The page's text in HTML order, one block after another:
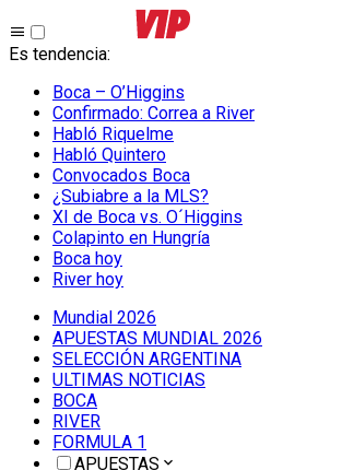
Es tendencia:
Boca – O’Higgins
Confirmado: Correa a River
Habló Riquelme
Habló Quintero
Convocados Boca
¿Subiabre a la MLS?
XI de Boca vs. O´Higgins
Colapinto en Hungría
Boca hoy
River hoy
Mundial 2026
APUESTAS MUNDIAL 2026
SELECCIÓN ARGENTINA
ULTIMAS NOTICIAS
BOCA
RIVER
FORMULA 1
APUESTAS